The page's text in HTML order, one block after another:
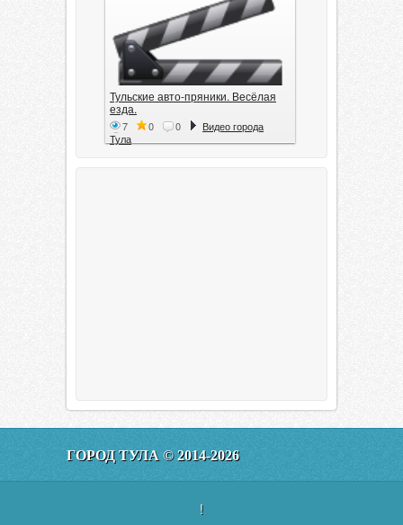
Тульские авто-пряники. Весёлая
езда.
7 0 0
Видео города
Тула
00:20:11
Эфир от 11.01.2016 (19.35) Тула
160 0 0
Видео города
ГОРОД ТУЛА © 2014-2026
!